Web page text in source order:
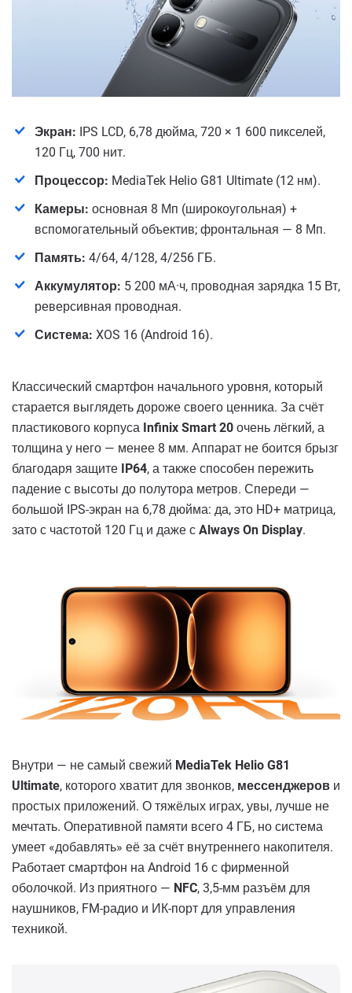
Экран: IPS LCD, 6,78 дюйма, 720 × 1 600 пикселей,
120 Гц, 700 нит.
Процессор: MediaTek Helio G81 Ultimate (12 нм).
Камеры: основная 8 Мп (широкоугольная) +
вспомогательный объектив; фронтальная — 8 Мп.
Память: 4/64, 4/128, 4/256 ГБ.
Аккумулятор: 5 200 мА·ч, проводная зарядка 15 Вт,
реверсивная проводная.
Система: XOS 16 (Android 16).
Классический смартфон начального уровня, который
старается выглядеть дороже своего ценника. За счёт
пластикового корпуса Infinix Smart 20 очень лёгкий, а
толщина у него — менее 8 мм. Аппарат не боится брызг
благодаря защите IP64, а также способен пережить
падение с высоты до полутора метров. Спереди —
большой IPS-экран на 6,78 дюйма: да, это HD+ матрица,
зато с частотой 120 Гц и даже с Always On Display.
Внутри — не самый свежий MediaTek Helio G81
Ultimate, которого хватит для звонков, мессенджеров и
простых приложений. О тяжёлых играх, увы, лучше не
мечтать. Оперативной памяти всего 4 ГБ, но система
умеет «добавлять» её за счёт внутреннего накопителя.
Работает смартфон на Android 16 с фирменной
оболочкой. Из приятного — NFC, 3,5-мм разъём для
наушников, FM-радио и ИК-порт для управления
техникой.